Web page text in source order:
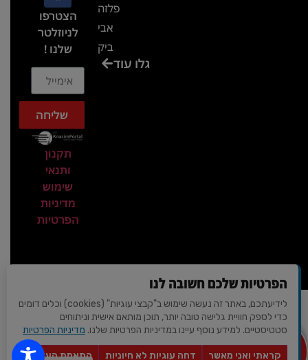
מקום
פלזה תל
אביב-
ביקור
בכנס
המסחרי
חשיפת
מרצים של
סגולת
החשיבה
גלו עוד
הצטרפו
לניוזלטר
שלנו !
שליחה
תקנון
ותנאי
שימוש
מדיניות
הפרטיות
עיצוב ופיתוח - AVIV-DIGITAL
© 2026 כל הזכויות שמורות | כנסים פורטל
הפרטיות שלכם חשובה לנו
לידיעתכם, באתר זה נעשה שימוש ב"קבצי עוגיות" (cookies) וכלים דומים
כדי לספק חוויית גלישה טובה יותר, תוכן מותאם אישית וניתוחים
סטטיסטיים. למידע נוסף עיינו במדיניות הפרטיות שלנו. מדיניות הפרטיות
קראתי ואני מאשר דחה עוגיות לא חיוניות התאמת העדפות